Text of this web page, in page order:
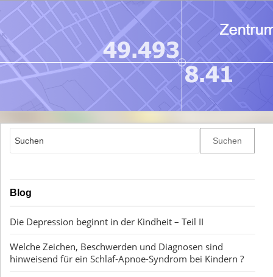
Blog
Die Depression beginnt in der Kindheit – Teil II
Welche Zeichen, Beschwerden und Diagnosen sind
hinweisend für ein Schlaf-Apnoe-Syndrom bei Kindern ?